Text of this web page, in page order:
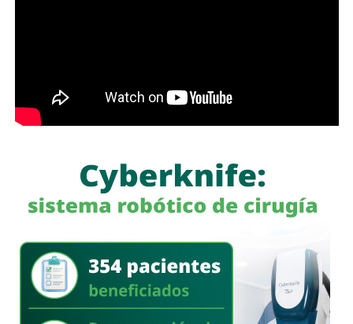
potabilización y la continuidad del suministro de agua
potable.